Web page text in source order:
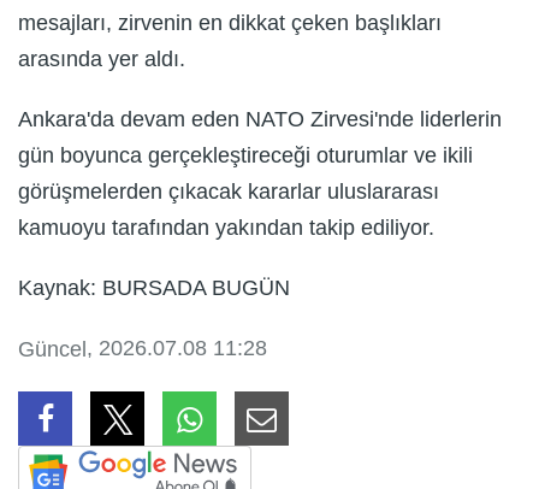
mesajları, zirvenin en dikkat çeken başlıkları
arasında yer aldı.
Ankara'da devam eden NATO Zirvesi'nde liderlerin
gün boyunca gerçekleştireceği oturumlar ve ikili
görüşmelerden çıkacak kararlar uluslararası
kamuoyu tarafından yakından takip ediliyor.
Kaynak: BURSADA BUGÜN
Güncel , 2026.07.08 11:28